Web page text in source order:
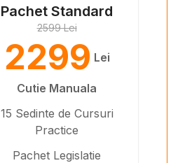
Pachet Standard
2599 Lei
2299 Lei
Cutie Manuala
15 Sedinte de Cursuri
Practice
Pachet Legislatie